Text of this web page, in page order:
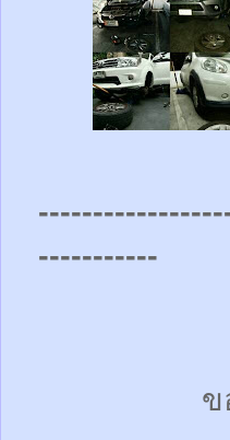
-----------
ข